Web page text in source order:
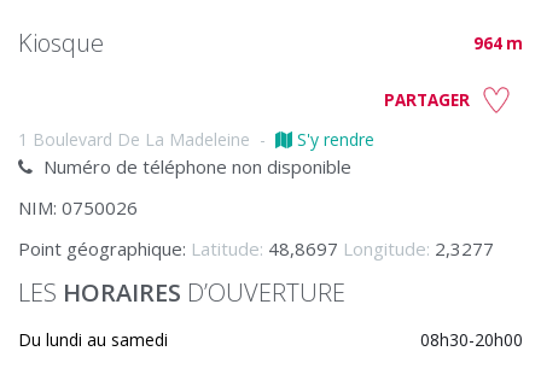
Kiosque 964 m
PARTAGER
1 Boulevard De La Madeleine - S'y rendre
Numéro de téléphone non disponible
NIM: 0750026
Point géographique: Latitude: 48,8697 Longitude: 2,3277
LES HORAIRES D’OUVERTURE
Du lundi au samedi 08h30-20h00